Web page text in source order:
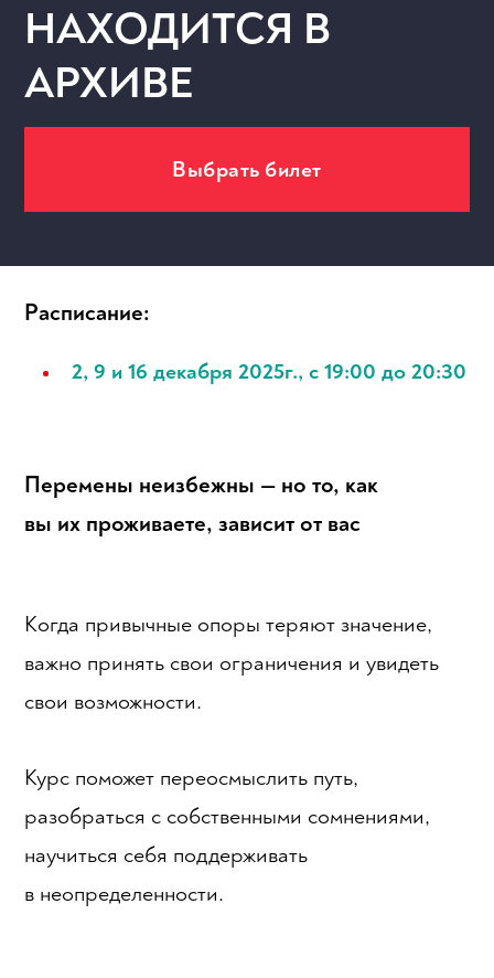
НАХОДИТСЯ В
АРХИВЕ
Выбрать билет
Расписание:
2, 9 и 16 декабря 2025г., с 19:00 до 20:30
Перемены неизбежны — но то, как
вы их проживаете, зависит от вас
Когда привычные опоры теряют значение,
важно принять свои ограничения и увидеть
свои возможности.
Курс поможет переосмыслить путь,
разобраться с собственными сомнениями,
научиться себя поддерживать
в неопределенности.